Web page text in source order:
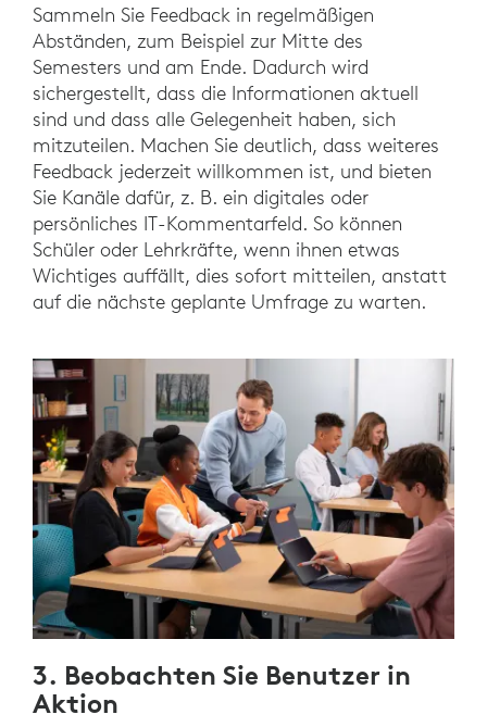
Sammeln Sie Feedback in regelmäßigen
Abständen, zum Beispiel zur Mitte des
Semesters und am Ende. Dadurch wird
sichergestellt, dass die Informationen aktuell
sind und dass alle Gelegenheit haben, sich
mitzuteilen. Machen Sie deutlich, dass weiteres
Feedback jederzeit willkommen ist, und bieten
Sie Kanäle dafür, z. B. ein digitales oder
persönliches IT-Kommentarfeld. So können
Schüler oder Lehrkräfte, wenn ihnen etwas
Wichtiges auffällt, dies sofort mitteilen, anstatt
auf die nächste geplante Umfrage zu warten.
3. Beobachten Sie Benutzer in
Aktion